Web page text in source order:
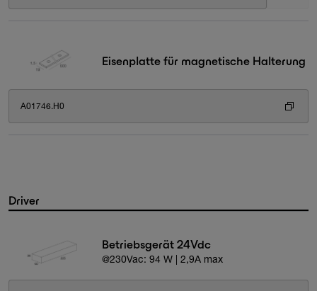
Eisenplatte für magnetische Halterung
A01746.H0
Driver
Betriebsgerät 24Vdc
@230Vac: 94 W | 2,9A max